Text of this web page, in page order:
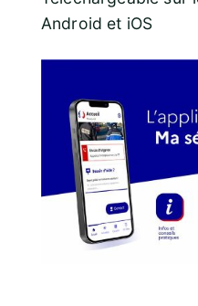
Android et iOS